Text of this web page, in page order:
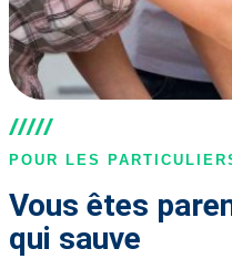
POUR LES
Vous êtes
qui sauve